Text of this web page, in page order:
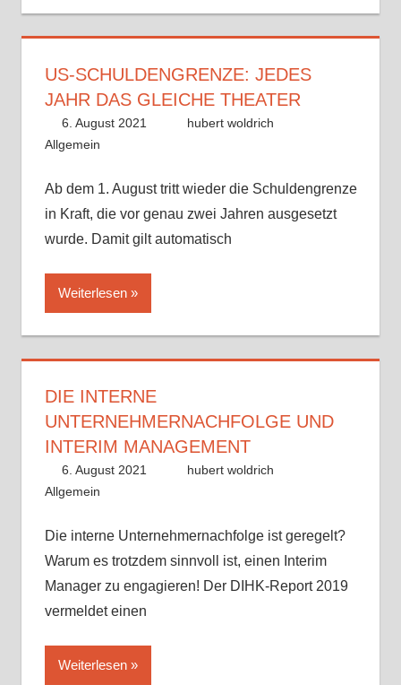
US-SCHULDENGRENZE: JEDES
JAHR DAS GLEICHE THEATER
6. August 2021
hubert woldrich
Allgemein
Ab dem 1. August tritt wieder die Schuldengrenze
in Kraft, die vor genau zwei Jahren ausgesetzt
wurde. Damit gilt automatisch
Weiterlesen
DIE INTERNE
UNTERNEHMERNACHFOLGE UND
INTERIM MANAGEMENT
6. August 2021
hubert woldrich
Allgemein
Die interne Unternehmernachfolge ist geregelt?
Warum es trotzdem sinnvoll ist, einen Interim
Manager zu engagieren! Der DIHK-Report 2019
vermeldet einen
Weiterlesen